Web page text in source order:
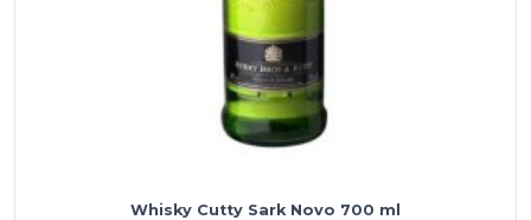
Whisky Cutty Sark Novo 700 ml